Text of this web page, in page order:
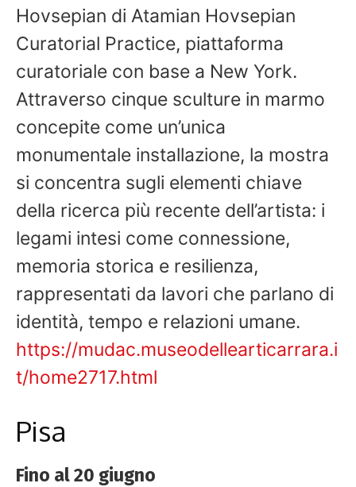
Hovsepian di Atamian Hovsepian
Curatorial Practice, piattaforma
curatoriale con base a New York.
Attraverso cinque sculture in marmo
concepite come un’unica
monumentale installazione, la mostra
si concentra sugli elementi chiave
della ricerca più recente dell’artista: i
legami intesi come connessione,
memoria storica e resilienza,
rappresentati da lavori che parlano di
identità, tempo e relazioni umane.
https://mudac.museodellearticarrara.i
t/home2717.html
Pisa
Fino al 20 giugno